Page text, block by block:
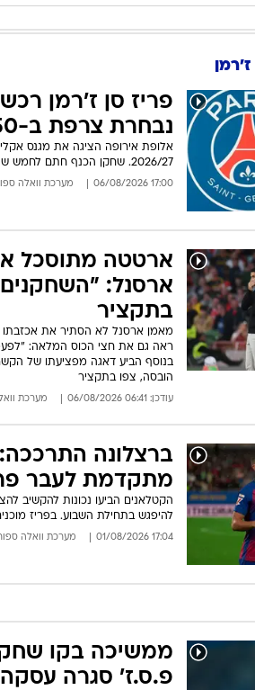
פריז סן ז'רמן
נבחרת צרפת ב-50 מיליון יורו
אלופת אירופה הציגה את מגנס
2026/27. שחקן הכנף חתם לחמש שנים וקיבל את החולצה מספר 11
17:00 06/08/2026 מערכת וואלה
ארטטה מתוסכל
ארסנל:
בתקציר
ראה גם את חצי הכוס המלאה:
בנוסף הביע דאגה מפציעתו של
הובסה, צפו בתקציר
עודכן: 06:41 06/08/2026 מערכת
ברצלונה התרככה:
מתקדמת לעבר
הקטלאנים הביעו נכונות להקשיב
להיפגש בתחילת השבוע. בפריז
17:04 01/08/2026 מערכת וואלה
ממשיכה בקו
פ.ס.ז' סגרה עסקה של 50